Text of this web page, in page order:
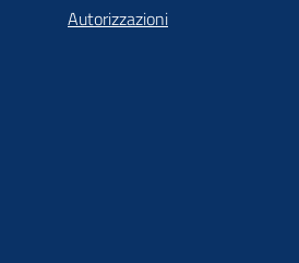
Autorizzazioni